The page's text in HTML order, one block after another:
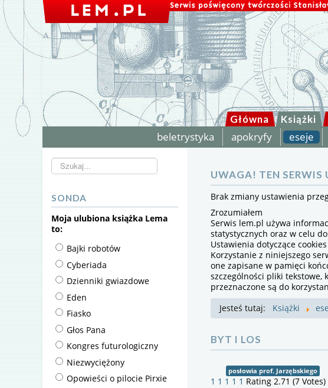
Główna Książki
beletrystyka apokryfy eseje
Szukaj...
SONDA
Moja ulubiona książka Lema
to:
Bajki robotów
Cyberiada
Dzienniki gwiazdowe
Eden
Fiasko
Głos Pana
Kongres futurologiczny
Niezwyciężony
Opowieści o pilocie Pirxie
UWAGA! TEN SERWIS
Brak zmiany ustawienia
Zrozumiałem
Serwis lem.pl używa
statystycznych oraz w celu
Ustawienia dotyczące
Korzystanie z niniejszego
one zapisane w pamięci
szczególności pliki tekstowe,
przeznaczone są do
Jesteś tutaj:
Książki
BYT I LOS
posłowia prof. Jarzębskiego
1 1 1 1 1 Rating 2.71 (7 Votes)